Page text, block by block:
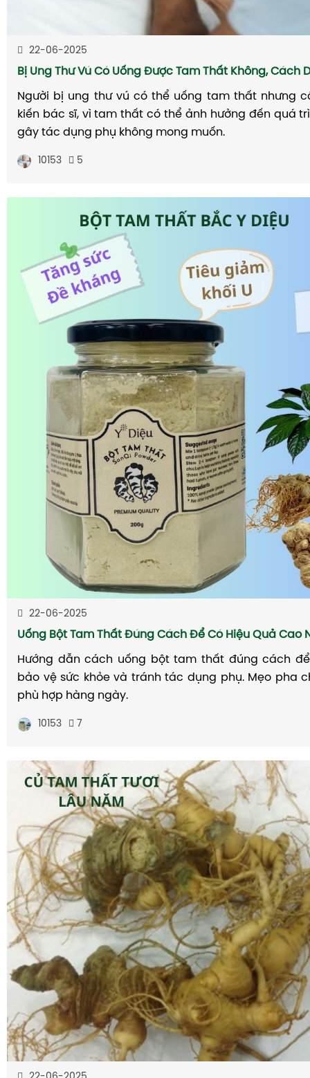
22-06-2025
Bị Ung Thư Vú Có Uống Được Tam Thất Không, Cách
Người bị ung thư vú có thể uống tam thất nhưng
kiến bác sĩ, vì tam thất có thể ảnh hưởng đến quá
gây tác dụng phụ không mong muốn.
10153 5
22-06-2025
Uống Bột Tam Thất Đúng Cách Để Có Hiệu Quả Cao
Hướng dẫn cách uống bột tam thất đúng cách
bảo vệ sức khỏe và tránh tác dụng phụ. Mẹo pha
phù hợp hàng ngày.
10153 7